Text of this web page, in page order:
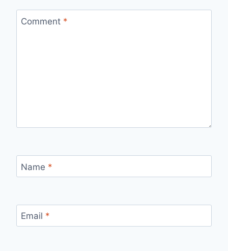
Comment *
Name *
Email *